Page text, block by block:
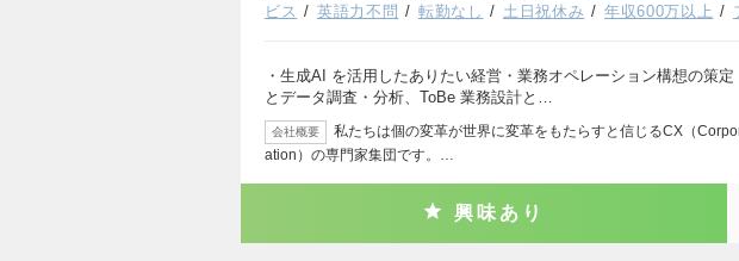
ビス
英語力不問 転勤なし 土日祝休み 年収600万以上
・生成AI を活用したありたい経営・業務オペレーション構想の策
とデータ調査・分析、ToBe 業務設計と…
会社概要
私たちは個の変革が世界に変革をもたらすと信じるCX（
ation）の専門家集団です。…
興味あり